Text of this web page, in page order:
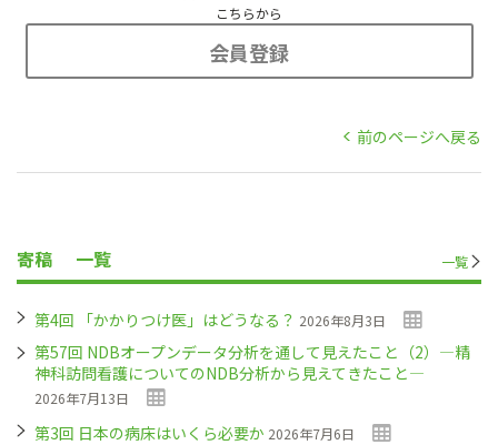
こちらから
会員登録
前のページへ戻る
寄稿 一覧 一覧
第4回 「かかりつけ医」はどうなる？ 2026年8月3日
第57回 NDBオープンデータ分析を通して見えたこと（2）―精
神科訪問看護についてのNDB分析から見えてきたこと―
2026年7月13日
第3回 日本の病床はいくら必要か 2026年7月6日